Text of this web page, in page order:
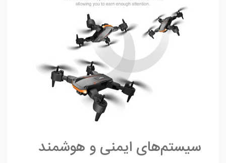
سیستم‌های ایمنی و هوشمند